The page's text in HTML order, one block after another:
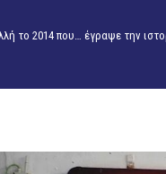
το 2014 που… έγραψε την